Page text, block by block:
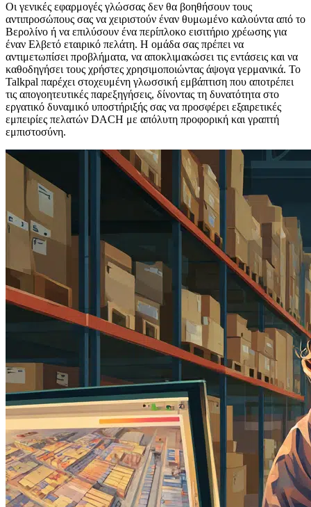
Οι γενικές εφαρμογές γλώσσας δεν θα βοηθήσουν τους
αντιπροσώπους σας να χειριστούν έναν θυμωμένο καλούντα από το
Βερολίνο ή να επιλύσουν ένα περίπλοκο εισιτήριο χρέωσης για
έναν Ελβετό εταιρικό πελάτη. Η ομάδα σας πρέπει να
αντιμετωπίσει προβλήματα, να αποκλιμακώσει τις εντάσεις και να
καθοδηγήσει τους χρήστες χρησιμοποιώντας άψογα γερμανικά. Το
Talkpal παρέχει στοχευμένη γλωσσική εμβάπτιση που αποτρέπει
τις απογοητευτικές παρεξηγήσεις, δίνοντας τη δυνατότητα στο
εργατικό δυναμικό υποστήριξής σας να προσφέρει εξαιρετικές
εμπειρίες πελατών DACH με απόλυτη προφορική και γραπτή
εμπιστοσύνη.